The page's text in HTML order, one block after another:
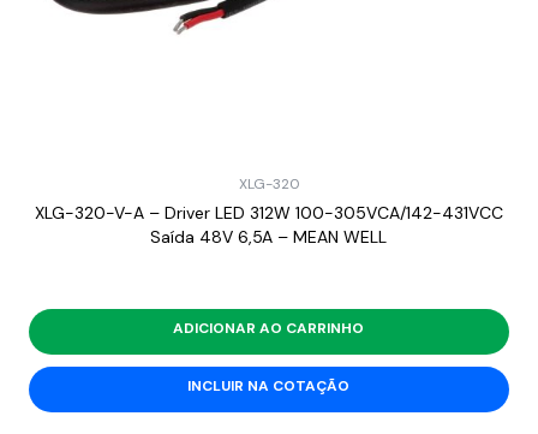
XLG-320
XLG-320-V-A – Driver LED 312W 100-305VCA/142-431VCC
Saída 48V 6,5A – MEAN WELL
ADICIONAR AO CARRINHO
INCLUIR NA COTAÇÃO